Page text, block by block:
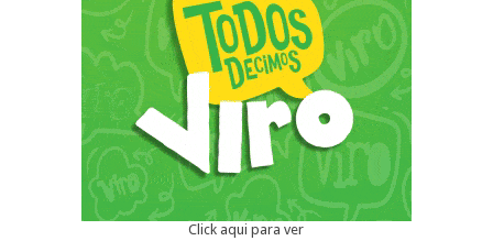
Click aqui para ver